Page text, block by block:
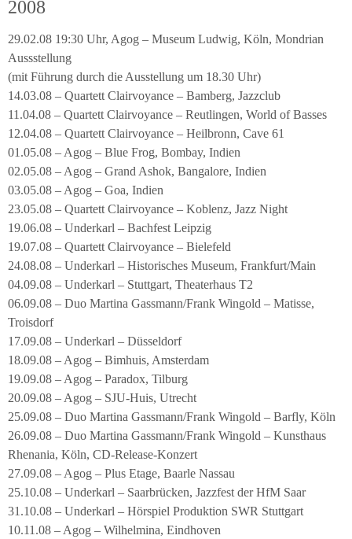
2008
29.02.08 19:30 Uhr, Agog – Museum Ludwig, Köln, Mondrian
Aussstellung
(mit Führung durch die Ausstellung um 18.30 Uhr)
14.03.08 – Quartett Clairvoyance – Bamberg, Jazzclub
11.04.08 – Quartett Clairvoyance – Reutlingen, World of Basses
12.04.08 – Quartett Clairvoyance – Heilbronn, Cave 61
01.05.08 – Agog – Blue Frog, Bombay, Indien
02.05.08 – Agog – Grand Ashok, Bangalore, Indien
03.05.08 – Agog – Goa, Indien
23.05.08 – Quartett Clairvoyance – Koblenz, Jazz Night
19.06.08 – Underkarl – Bachfest Leipzig
19.07.08 – Quartett Clairvoyance – Bielefeld
24.08.08 – Underkarl – Historisches Museum, Frankfurt/Main
04.09.08 – Underkarl – Stuttgart, Theaterhaus T2
06.09.08 – Duo Martina Gassmann/Frank Wingold – Matisse,
Troisdorf
17.09.08 – Underkarl – Düsseldorf
18.09.08 – Agog – Bimhuis, Amsterdam
19.09.08 – Agog – Paradox, Tilburg
20.09.08 – Agog – SJU-Huis, Utrecht
25.09.08 – Duo Martina Gassmann/Frank Wingold – Barfly, Köln
26.09.08 – Duo Martina Gassmann/Frank Wingold – Kunsthaus
Rhenania, Köln, CD-Release-Konzert
27.09.08 – Agog – Plus Etage, Baarle Nassau
25.10.08 – Underkarl – Saarbrücken, Jazzfest der HfM Saar
31.10.08 – Underkarl – Hörspiel Produktion SWR Stuttgart
10.11.08 – Agog – Wilhelmina, Eindhoven